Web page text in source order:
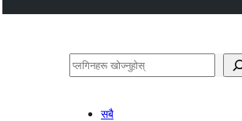
खोज्नुहोस्
सबै